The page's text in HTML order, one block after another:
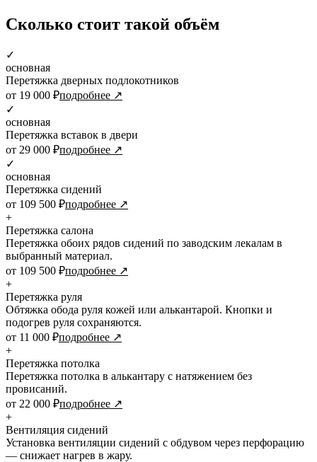
Сколько стоит такой объём
✓
основная
Перетяжка дверных подлокотников
от 19 000 ₽подробнее ↗
✓
основная
Перетяжка вставок в двери
от 29 000 ₽подробнее ↗
✓
основная
Перетяжка сидений
от 109 500 ₽подробнее ↗
+
Перетяжка салона
Перетяжка обоих рядов сидений по заводским лекалам в
выбранный материал.
от 109 500 ₽подробнее ↗
+
Перетяжка руля
Обтяжка обода руля кожей или алькантарой. Кнопки и
подогрев руля сохраняются.
от 11 000 ₽подробнее ↗
+
Перетяжка потолка
Перетяжка потолка в алькантару с натяжением без
провисаний.
от 22 000 ₽подробнее ↗
+
Вентиляция сидений
Установка вентиляции сидений с обдувом через перфорацию
— снижает нагрев в жару.